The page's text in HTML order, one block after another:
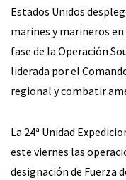
Estados Unidos
marines y marineros
fase de la Operación
liderada por el
regional y combatir
La 24ª Unidad
este viernes las
designación de Fuerza